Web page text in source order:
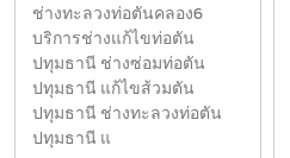
ช่างทะลวงท่อตันคลอง6
บริการช่างแก้ไขท่อตัน
ปทุมธานี ช่างซ่อมท่อตัน
ปทุมธานี แก้ไขส้วมตัน
ปทุมธานี ช่างทะลวงท่อตัน
ปทุมธานี แ